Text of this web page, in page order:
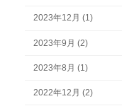
2023年12月 (1)
2023年9月 (2)
2023年8月 (1)
2022年12月 (2)